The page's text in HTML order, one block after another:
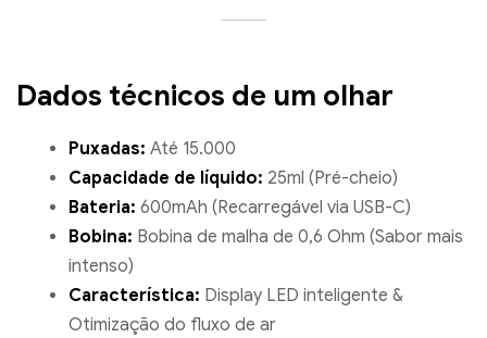
Dados técnicos de um olhar
Puxadas: Até 15.000
Capacidade de líquido: 25ml (Pré-cheio)
Bateria: 600mAh (Recarregável via USB-C)
Bobina: Bobina de malha de 0,6 Ohm (Sabor mais
intenso)
Característica: Display LED inteligente &
Otimização do fluxo de ar